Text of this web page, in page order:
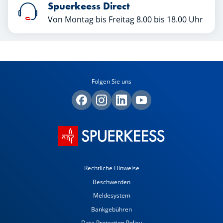
Spuerkeess Direct
Von Montag bis Freitag 8.00 bis 18.00 Uhr
Folgen Sie uns
Rechtliche Hinweise
Beschwerden
Meldesystem
Bankgebühren